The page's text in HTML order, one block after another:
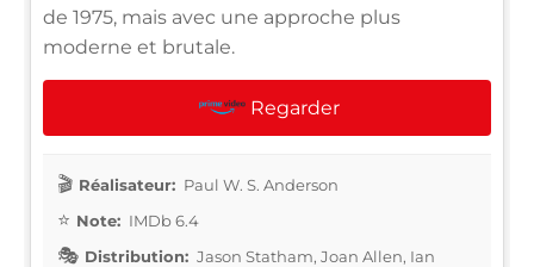
de 1975, mais avec une approche plus
moderne et brutale.
Regarder
Réalisateur: Paul W. S. Anderson
Note: IMDb 6.4
Distribution: Jason Statham, Joan Allen, Ian